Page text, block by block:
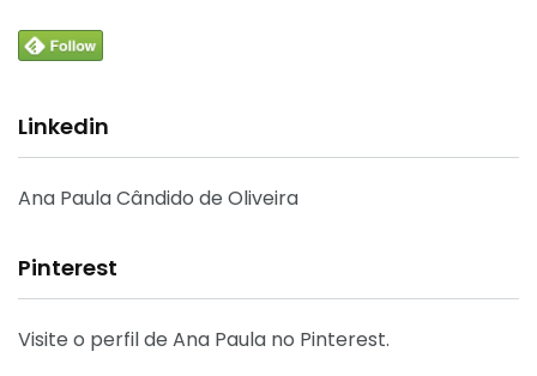
Linkedin
Ana Paula Cândido de Oliveira
Pinterest
Visite o perfil de Ana Paula no Pinterest.